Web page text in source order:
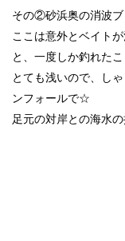
その②砂浜奥の消波ブ
ここは意外とベイト
と、一度しか釣れた
とても浅いので、し
ンフォールで☆
足元の対岸との海水